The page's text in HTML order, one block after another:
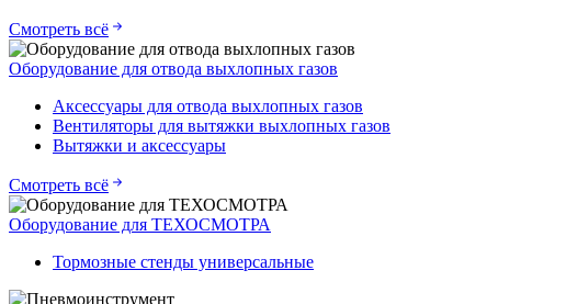
Смотреть всё
Оборудование для отвода выхлопных газов
Аксессуары для отвода выхлопных газов
Вентиляторы для вытяжки выхлопных газов
Вытяжки и аксессуары
Смотреть всё
Оборудование для ТЕХОСМОТРА
Тормозные стенды универсальные